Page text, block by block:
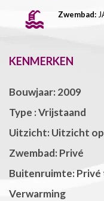
Zwembad:
KENMERKEN
Bouwjaar: 2009
Type : Vrijstaand
Uitzicht: Uitzicht
Zwembad: Privé
Buitenruimte: Privé
Verwarming